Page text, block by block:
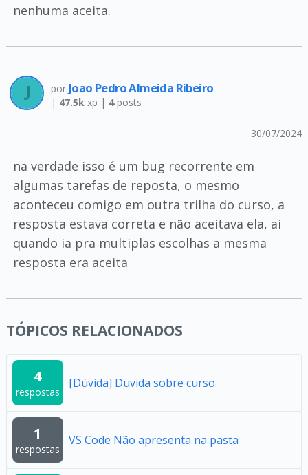
nenhuma aceita.
por Joao Pedro Almeida Ribeiro
| 47.5kxp | 4posts
30/07/2024
na verdade isso é um bug recorrente em
algumas tarefas de reposta, o mesmo
aconteceu comigo em outra trilha do curso, a
resposta estava correta e não aceitava ela, ai
quando ia pra multiplas escolhas a mesma
resposta era aceita
TÓPICOS RELACIONADOS
4
respostas
[Dúvida] Duvida sobre curso
1
respostas
VS Code Não apresenta na pasta